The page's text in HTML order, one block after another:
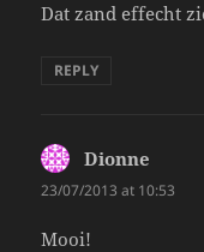
Dat zand effecht
REPLY
Dionne
23/07/2013 at 10:53
Mooi!